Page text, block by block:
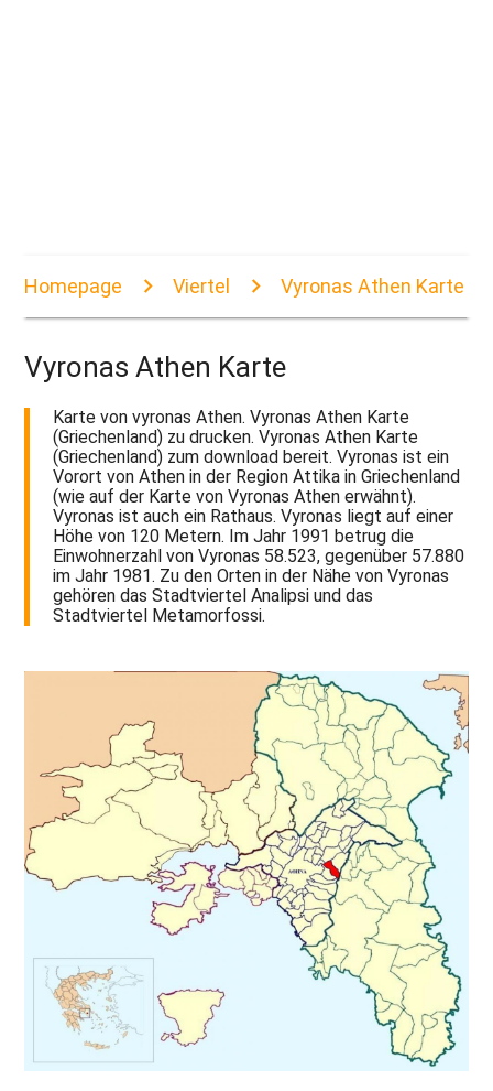
Homepage Viertel Vyronas Athen Karte
Vyronas Athen Karte
Karte von vyronas Athen. Vyronas Athen Karte
(Griechenland) zu drucken. Vyronas Athen Karte
(Griechenland) zum download bereit. Vyronas ist ein
Vorort von Athen in der Region Attika in Griechenland
(wie auf der Karte von Vyronas Athen erwähnt).
Vyronas ist auch ein Rathaus. Vyronas liegt auf einer
Höhe von 120 Metern. Im Jahr 1991 betrug die
Einwohnerzahl von Vyronas 58.523, gegenüber 57.880
im Jahr 1981. Zu den Orten in der Nähe von Vyronas
gehören das Stadtviertel Analipsi und das
Stadtviertel Metamorfossi.